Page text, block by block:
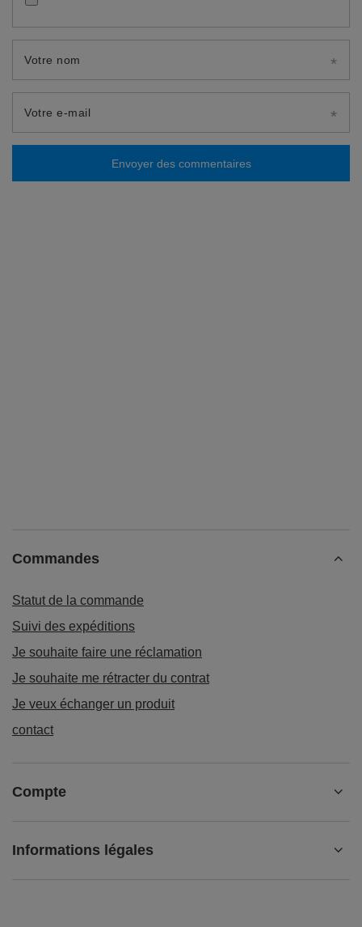
Votre nom
Votre e-mail
Envoyer des commentaires
Commandes
Statut de la commande
Suivi des expéditions
Je souhaite faire une réclamation
Je souhaite me rétracter du contrat
Je veux échanger un produit
contact
Compte
Informations légales